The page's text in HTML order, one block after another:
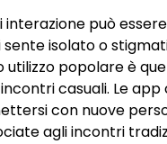
interazione può
sente isolato o
utilizzo popolare è
casuali. Le
con nuove
agli incontri